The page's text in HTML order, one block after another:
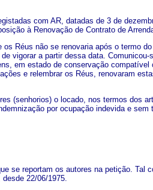
com AR, datadas de 3 de
à Renovação de Contrato de
Réus não se renovaria após o termo
vigorar a partir dessa data.
em estado de conservação
e relembrar os Réus, renovaram
(senhorios) o locado, nos termos dos
por ocupação indevida e sem
se reportam os autores na petição. Tal
22/06/1975.